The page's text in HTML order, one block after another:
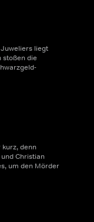
liegt
stoßen die
denn
Christian
um den Mörder